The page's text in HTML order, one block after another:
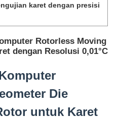
karet dengan presisi
Rotorless Moving
dengan Resolusi 0,01°C
Die
untuk Karet